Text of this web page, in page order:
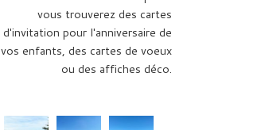
vous trouverez des cartes
d'invitation pour l'anniversaire de
vos enfants, des cartes de voeux
ou des affiches déco.